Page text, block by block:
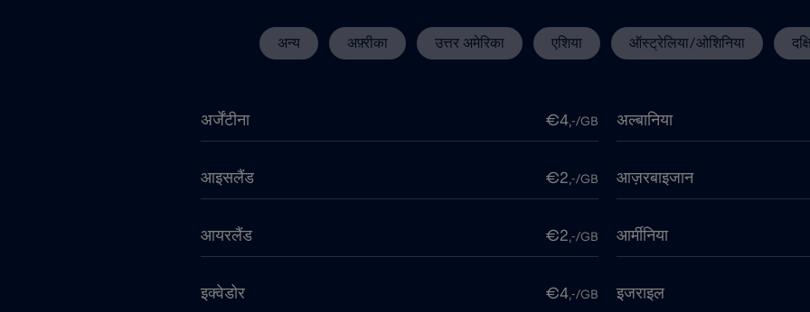
अन्य अफ़्रीका उत्तर अमेरिका एशिया ऑस्ट्रेलिया/ओशिनिया
अर्जेंटीना €4,-/GB अल्बानिया
आइसलैंड €2,-/GB आज़रबाइजान
आयरलैंड €2,-/GB आर्मीनिया
इक्वेडोर €4,-/GB इजराइल